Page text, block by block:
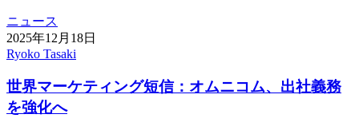
ニュース
2025年12月18日
Ryoko Tasaki
世界マーケティング短信：オムニコム、出社義務
を強化へ